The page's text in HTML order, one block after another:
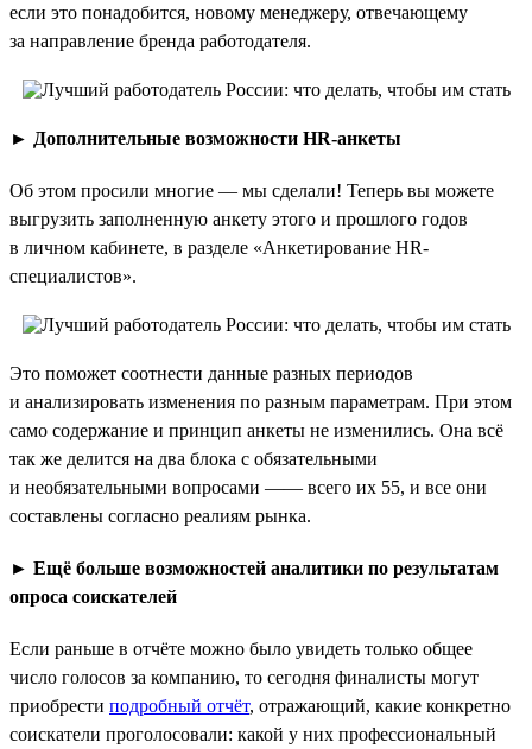
если это понадобится, новому менеджеру, отвечающему
за направление бренда работодателя.
► Дополнительные возможности HR-анкеты
Об этом просили многие — мы сделали! Теперь вы можете
выгрузить заполненную анкету этого и прошлого годов
в личном кабинете, в разделе «Анкетирование HR-
специалистов».
Это поможет соотнести данные разных периодов
и анализировать изменения по разным параметрам. При этом
само содержание и принцип анкеты не изменились. Она всё
так же делится на два блока с обязательными
и необязательными вопросами —— всего их 55, и все они
составлены согласно реалиям рынка.
► Ещё больше возможностей аналитики по результатам
опроса соискателей
Если раньше в отчёте можно было увидеть только общее
число голосов за компанию, то сегодня финалисты могут
приобрести подробный отчёт, отражающий, какие конкретно
соискатели проголосовали: какой у них профессиональный